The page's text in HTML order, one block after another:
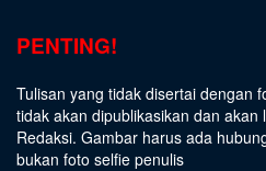
PENTING!
Tulisan yang tidak disertai dengan
tidak akan dipublikasikan dan akan
Redaksi. Gambar harus ada
bukan foto selfie penulis